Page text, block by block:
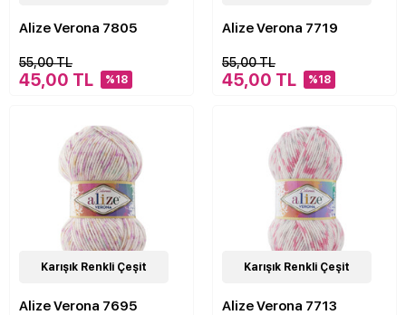
Alize Verona 7805
55,00 TL
45,00 TL %18
Alize Verona 7719
55,00 TL
45,00 TL %18
22Çeşit
Karışık Renkli Çeşit
Alize Verona 7695
24Çeşit
Karışık Renkli Çeşit
Alize Verona 7713